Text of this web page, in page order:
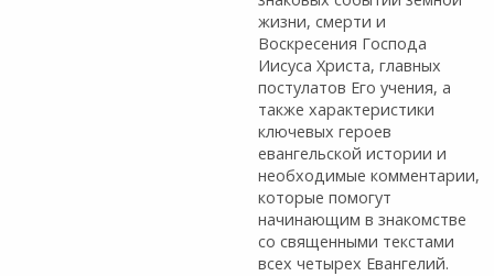
жизни, смерти и
Воскресения Господа
Иисуса Христа, главных
постулатов Его учения, а
также характеристики
ключевых героев
евангельской истории и
необходимые комментарии,
которые помогут
начинающим в знакомстве
со священными текстами
всех четырех Евангелий.